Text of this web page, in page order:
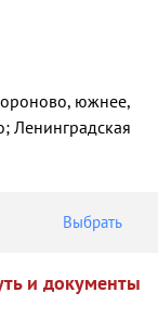
южнее,
Ленинградская
Выбрать
и документы